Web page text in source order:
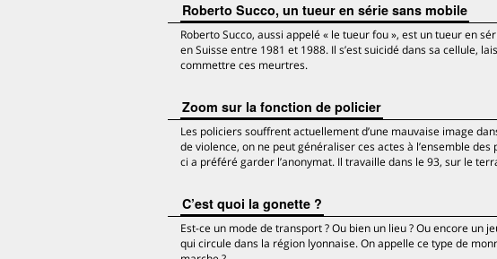
Roberto Succo, un tueur en série sans mobile
Roberto Succo, aussi appelé « le tueur fou », est un tueur en
en Suisse entre 1981 et 1988. Il s’est suicidé dans sa cellule,
commettre ces meurtres.
Zoom sur la fonction de policier
Les policiers souffrent actuellement d’une mauvaise image
de violence, on ne peut généraliser ces actes à l’ensemble
ci a préféré garder l’anonymat. Il travaille dans le 93, sur le
C’est quoi la gonette ?
Est-ce un mode de transport ? Ou bien un lieu ? Ou encore un
qui circule dans la région lyonnaise. On appelle ce type de